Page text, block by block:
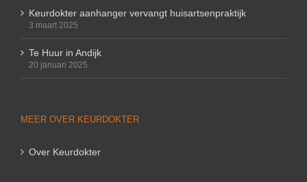
Keurdokter aanhanger vervangt huisartsenpraktijk
3 maart 2025
Te Huur in Andijk
20 januari 2025
MEER OVER KEURDOKTER
Over Keurdokter